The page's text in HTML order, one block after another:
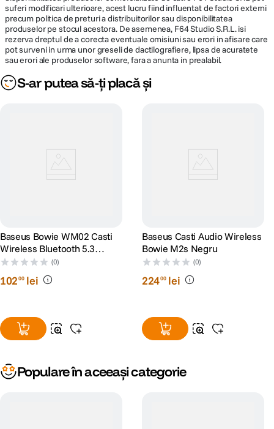
Conectivitate: Bluetooth
Culoare: Negru
Dimensiuni: 178,5 x 188 mm
Greutate produs: 265 g
Iesire: USB-C
Raza de actiune: pana la 10 metri
Timp de incarcare: 1,5 ore
suferi modificari ulterioare, acest lucru fiind influentat de factori externi
precum politica de preturi a distribuitorilor sau disponibilitatea
produselor pe stocul acestora. De asemenea, F64 Studio S.R.L. isi
rezerva dreptul de a corecta eventuale omisiuni sau erori in afisare care
pot surveni in urma unor greseli de dactilografiere, lipsa de acuratete
sau erori ale produselor software, fara a anunta in prealabil.
S-ar putea să-ți placă și
Baseus Bowie WM02 Casti
Wireless Bluetooth 5.3
Microfon Negru
(0)
10200 lei
Baseus Casti Audio Wireless
Bowie M2s Negru
(0)
22400 lei
Populare în aceeași categorie